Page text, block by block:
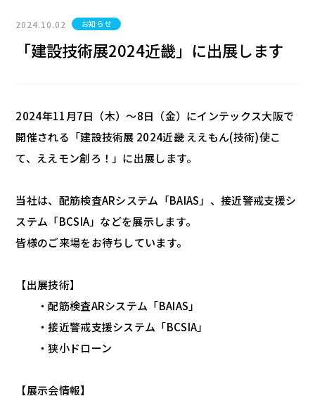
2024.10.02 お知らせ
「建設技術展2024近畿」に出展します
2024年11月7日（木）～8日（金）にインテックス大阪で
開催される「建設技術展 2024近畿 ええもん(技術)使こ
て、ええモン創ろ！」に出展します。
当社は、配筋検査ARシステム「BAIAS」、接近警戒支援シ
ステム「BCSIA」などを展示します。
皆様のご来場をお待ちしています。
【出展技術】
・配筋検査ARシステム「BAIAS」
・接近警戒支援システム「BCSIA」
・狭小ドローン
【展示会情報】